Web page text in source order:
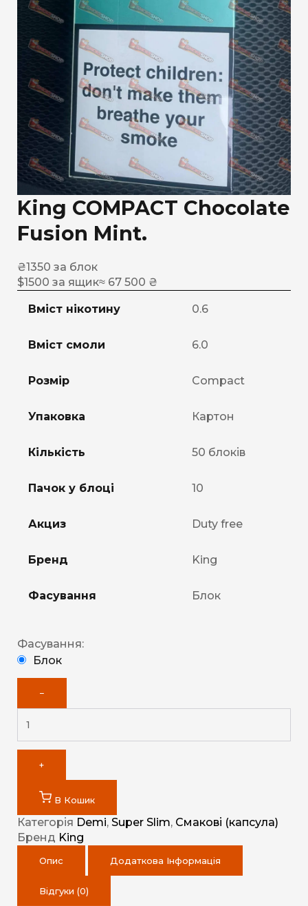
King COMPACT Chocolate
Fusion Mint.
₴1350 за блок
$1500 за ящик≈ 67 500 ₴
Вміст нікотину 0.6
Вміст смоли 6.0
Розмір Compact
Упаковка Картон
Кількість 50 блоків
Пачок у блоці 10
Акциз Duty free
Бренд King
Фасування Блок
Фасування:
Блок
−
+
В Кошик
Категорія Demi, Super Slim, Смакові (капсула)
Бренд King
Опис Додаткова Інформація
Відгуки (0)